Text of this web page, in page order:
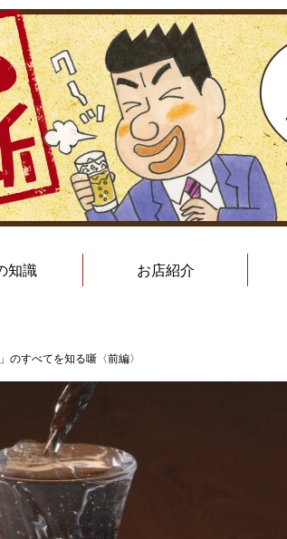
知識 お店紹介
のすべてを知る噺〈前編〉